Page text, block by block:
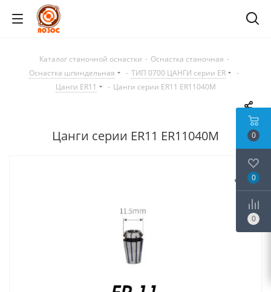
Каталог станочной оснастки - Оснастка станочная -
Оснастка шпиндельная
- ТИП 0700 ЦАНГИ серии ER
-
Цанги ER11
- Цанги серии ER11 ER11040M
Цанги серии ER11 ER11040M 0
0
0